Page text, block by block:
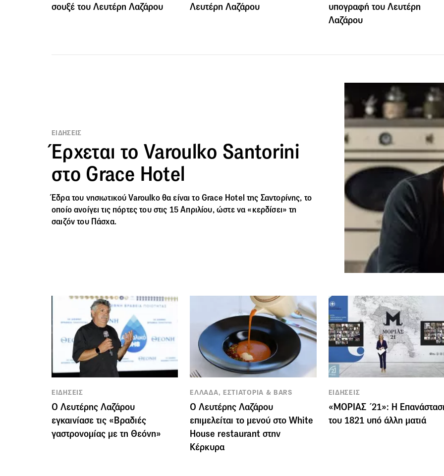
σουξέ του Λευτέρη Λαζάρου
Λευτέρη Λαζάρου
υπογραφή του Λευτέρη
Λαζάρου
ΕΙΔΗΣΕΙΣ
Έρχεται το Varoulko Santorini
στο Grace Hotel
Έδρα του νησιωτικού Varoulko θα είναι το Grace Hotel της Σαντορίνης, το
οποίο ανοίγει τις πόρτες του στις 15 Απριλίου, ώστε να «κερδίσει» τη
σαιζόν του Πάσχα.
ΕΙΔΗΣΕΙΣ
Ο Λευτέρης Λαζάρου
εγκαινίασε τις «Βραδιές
γαστρονομίας με τη Θεόνη»
ΕΛΛΑΔΑ, ΕΣΤΙΑΤΟΡΙΑ & BARS
Ο Λευτέρης Λαζάρου
επιμελείται το μενού στο White
House restaurant στην
Κέρκυρα
ΕΙΔΗΣΕΙΣ
«ΜΟΡΙΑΣ ΄21»: Η
του 1821 υπό άλλη ματιά